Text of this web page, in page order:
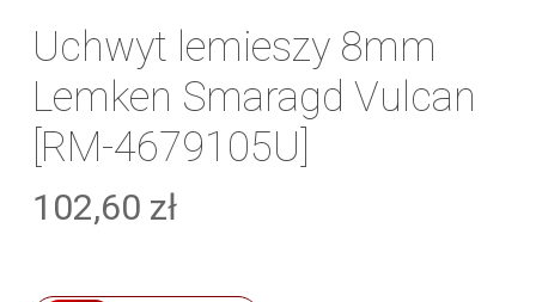
Uchwyt lemieszy 8mm
Lemken Smaragd Vulcan
[RM-4679105U]
102,60 zł